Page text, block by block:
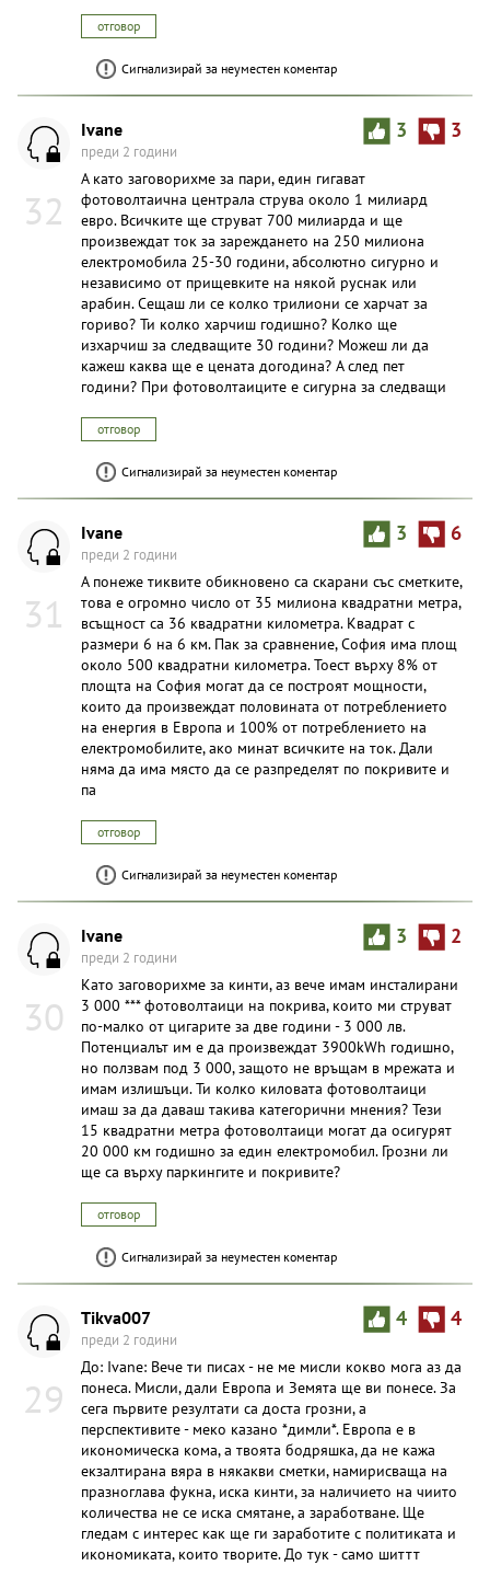
отговор
Сигнализирай за неуместен коментар
32
3 3
Ivane
преди 2 години
А като заговорихме за пари, един гигават
фотоволтаична централа струва около 1 милиард
евро. Всичките ще струват 700 милиарда и ще
произвеждат ток за зареждането на 250 милиона
електромобила 25-30 години, абсолютно сигурно и
независимо от прищевките на някой руснак или
арабин. Сещаш ли се колко трилиони се харчат за
гориво? Ти колко харчиш годишно? Колко ще
изхарчиш за следващите 30 години? Можеш ли да
кажеш каква ще е цената догодина? А след пет
години? При фотоволтаиците е сигурна за следващи
отговор
Сигнализирай за неуместен коментар
31
3 6
Ivane
преди 2 години
А понеже тиквите обикновено са скарани със сметките,
това е огромно число от 35 милиона квадратни метра,
всъщност са 36 квадратни километра. Квадрат с
размери 6 на 6 км. Пак за сравнение, София има площ
около 500 квадратни километра. Тоест върху 8% от
площта на София могат да се построят мощности,
които да произвеждат половината от потреблението
на енергия в Европа и 100% от потреблението на
електромобилите, ако минат всичките на ток. Дали
няма да има място да се разпределят по покривите и
па
отговор
Сигнализирай за неуместен коментар
30
3 2
Ivane
преди 2 години
Като заговорихме за кинти, аз вече имам инсталирани
3 000 *** фотоволтаици на покрива, които ми струват
по-малко от цигарите за две години - 3 000 лв.
Потенциалът им е да произвеждат 3900kWh годишно,
но ползвам под 3 000, защото не връщам в мрежата и
имам излишъци. Ти колко киловата фотоволтаици
имаш за да даваш такива категорични мнения? Тези
15 квадратни метра фотоволтаици могат да осигурят
20 000 км годишно за един електромобил. Грозни ли
ще са върху паркингите и покривите?
отговор
Сигнализирай за неуместен коментар
29
4 4
Tikva007
преди 2 години
До: Ivane: Вече ти писах - не ме мисли кокво мога аз да
понеса. Мисли, дали Европа и Земята ще ви понесе. За
сега първите резултати са доста грозни, а
перспективите - меко казано *димли*. Европа е в
икономическа кома, а твоята бодряшка, да не кажа
екзалтирана вяра в някакви сметки, намирисваща на
празноглава фукна, иска кинти, за наличието на чиито
количества не се иска смятане, а заработване. Ще
гледам с интерес как ще ги заработите с политиката и
икономиката, които творите. До тук - само шиттт